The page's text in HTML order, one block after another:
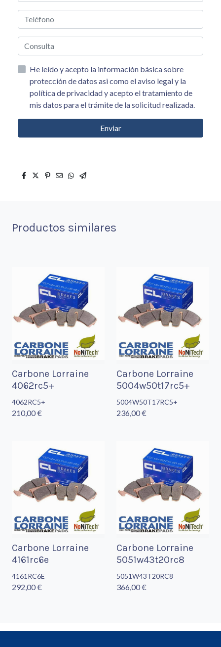
He leído y acepto la información básica sobre
protección de datos asi como el aviso legal y la
política de privacidad y acepto el tratamiento de
mis datos para el trámite de la solicitud realizada.
Enviar
Productos similares
Carbone Lorraine
4062rc5+
4062RC5+
210,00 €
Carbone Lorraine
5004w50t17rc5+
5004W50T17RC5+
236,00 €
Carbone Lorraine
4161rc6e
4161RC6E
292,00 €
Carbone Lorraine
5051w43t20rc8
5051W43T20RC8
366,00 €